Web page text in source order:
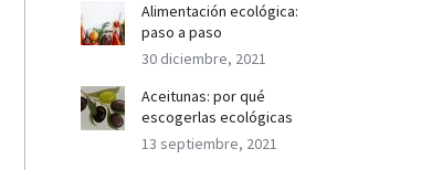
Alimentación ecológica:
paso a paso
30 diciembre, 2021
Aceitunas: por qué
escogerlas ecológicas
13 septiembre, 2021